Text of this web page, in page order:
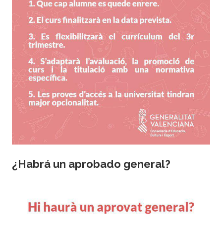
¿Habrá un aprobado general?